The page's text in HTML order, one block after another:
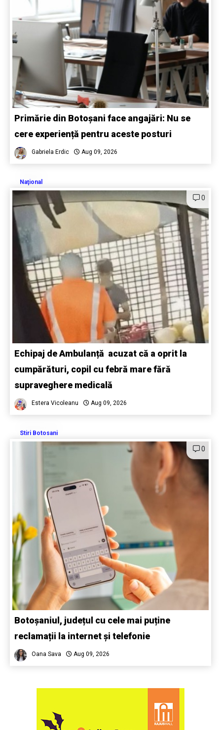
Primărie din Botoșani face angajări: Nu se
cere experiență pentru aceste posturi
Gabriela Erdic Aug 09, 2026
Naţional
0
Echipaj de Ambulanță acuzat că a oprit la
cumpărături, copil cu febră mare fără
supraveghere medicală
Estera Vicoleanu Aug 09, 2026
Stiri Botosani
0
Botoșaniul, județul cu cele mai puține
reclamații la internet și telefonie
Oana Sava Aug 09, 2026